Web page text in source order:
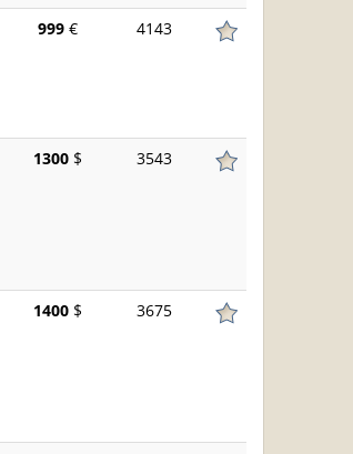
999 € 4143
1300 $ 3543
1400 $ 3675